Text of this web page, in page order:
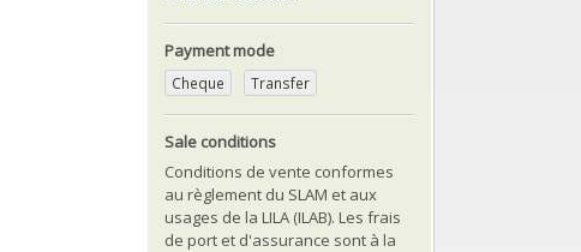
Payment mode
Cheque Transfer
Sale conditions
Conditions de vente conformes
au règlement du SLAM et aux
usages de la LILA (ILAB). Les frais
de port et d'assurance sont à la